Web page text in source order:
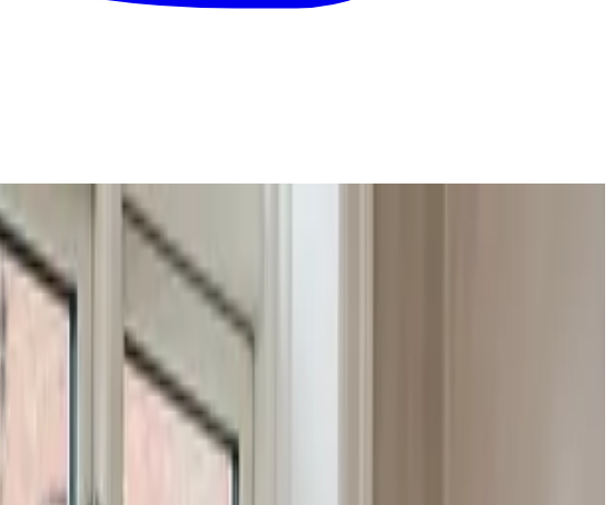
kan sammenligne og vælge med ro i maven.